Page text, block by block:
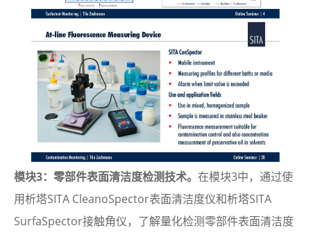
模块3：零部件表面清洁度检测技术。 在模块3中，通过使
用析塔SITA CleanoSpector表面清洁度仪和析塔SITA
SurfaSpector接触角仪，了解量化检测零部件表面清洁度